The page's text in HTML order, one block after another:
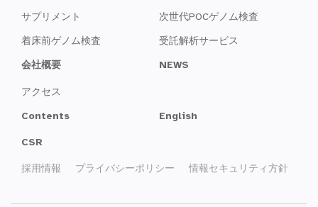
サプリメント
着床前ゲノム検査
次世代POCゲノム検査
受託解析サービス
会社概要
アクセス
NEWS
Contents English
CSR
採用情報 プライバシーポリシー 情報セキュリティ方針